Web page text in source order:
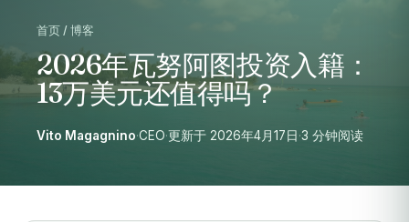
首页 / 博客
2026年瓦努阿图投资入籍：
13万美元还值得吗？
Vito Magagnino·CEO·更新于 2026年4月17日·3 分钟阅读